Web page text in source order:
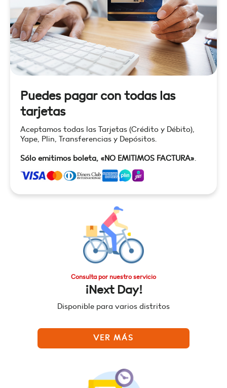
Puedes pagar con todas las
tarjetas
Aceptamos todas las Tarjetas (Crédito y Débito),
Yape, Plin, Transferencias y Depósitos.
Sólo emitimos boleta, «NO EMITIMOS FACTURA».
Consulta por nuestro servicio
¡Next Day!
Disponible para varios distritos
VER MÁS